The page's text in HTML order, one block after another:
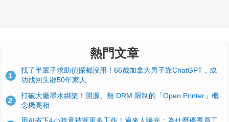
熱門文章
1
找了半輩子求助偵探都沒用！66歲加拿大男子靠ChatGPT，成
功找回失散50年家人
2
打破大廠墨水綁架！開源、無 DRM 限制的「Open Printer」概
念機亮相
用AI省下4小時竟被塞更多工作！過來人曝光：為什麼優秀員工